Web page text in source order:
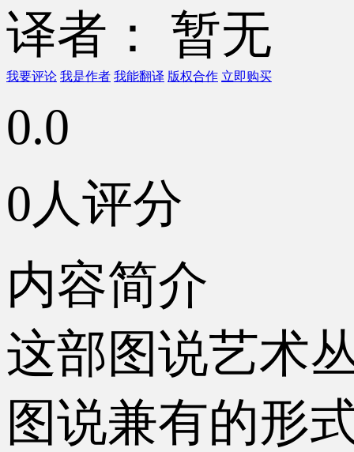
译者： 暂无
我要评论 我是作者 我能翻译 版权合作 立即购买
0.0
0人评分
内容简介
这部图说艺术
图说兼有的形